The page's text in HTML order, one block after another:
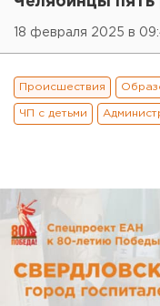
18 февраля 2025 в
Происшествия
ЧП с детьми